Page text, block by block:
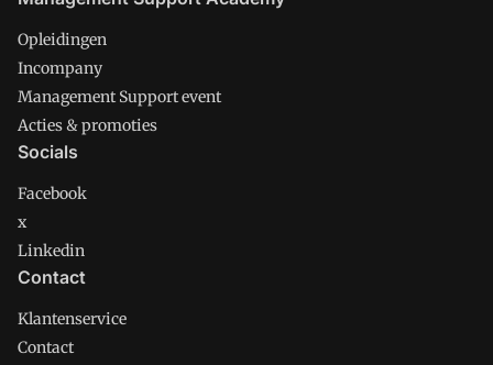
Opleidingen
Incompany
Management Support event
Acties & promoties
Socials
Facebook
x
Linkedin
Contact
Klantenservice
Contact